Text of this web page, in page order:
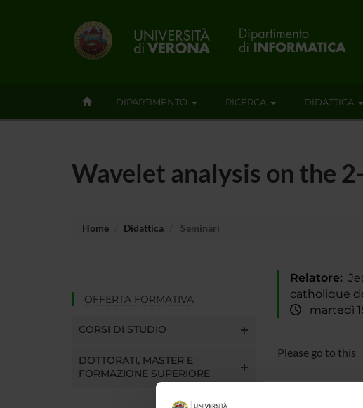
DIPARTIMENTO RICERCA DIDATTICA
Wavelet analysis on the
Home Didattica Seminari
OFFERTA FORMATIVA
CORSI DI STUDIO
DOTTORATI, MASTER E
FORMAZIONE SUPERIORE
Relatore:
catholique
martedì
Please go to this